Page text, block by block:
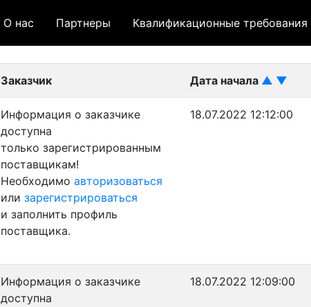
О нас Партнеры Квалификационные требования
Заказчик Дата начала ▲ ▼
Информация о заказчике
доступна
только зарегистрированным
поставщикам!
Необходимо авторизоваться
или зарегистрироваться
и заполнить профиль
поставщика.
18.07.2022 12:12:00
Информация о заказчике
доступна
18.07.2022 12:09:00